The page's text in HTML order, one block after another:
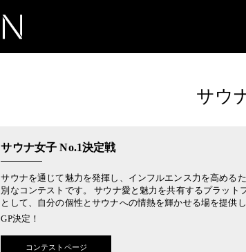
サウ
サウナ女子 No.1決定戦
サウナを通じて魅力を発揮し、インフルエンス力を高める
別なコンテストです。 サウナ愛と魅力を共有するプラット
として、自分の個性とサウナへの情熱を輝かせる場を提供し
GP決定！
コンテストページ